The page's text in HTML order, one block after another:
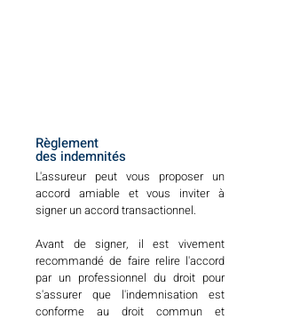
Règlement
des indemnités
L'assureur peut vous proposer un
accord amiable et vous inviter à
signer un accord transactionnel.
Avant de signer, il est vivement
recommandé de faire relire l'accord
par un professionnel du droit pour
s'assurer que l'indemnisation est
conforme au droit commun et